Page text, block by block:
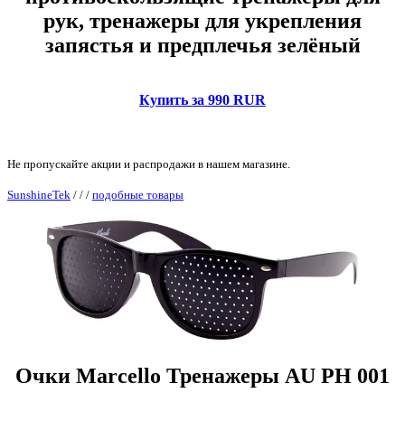
рук, тренажеры для укрепления
запястья и предплечья зелёный
Купить за 990 RUR
Не пропускайте акции и распродажи в нашем магазине.
SunshineTek / / / подобные товары
Очки Marcello Тренажеры AU PH 001